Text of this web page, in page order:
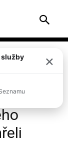
na
služby
×